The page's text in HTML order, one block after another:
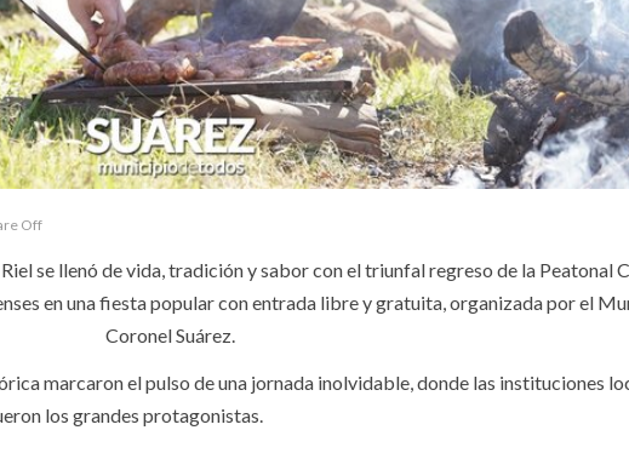
Off
se llenó de vida, tradición y sabor con el triunfal regreso de la Peatonal
en una fiesta popular con entrada libre y gratuita, organizada por el
Coronel Suárez.
marcaron el pulso de una jornada inolvidable, donde las instituciones
los grandes protagonistas.